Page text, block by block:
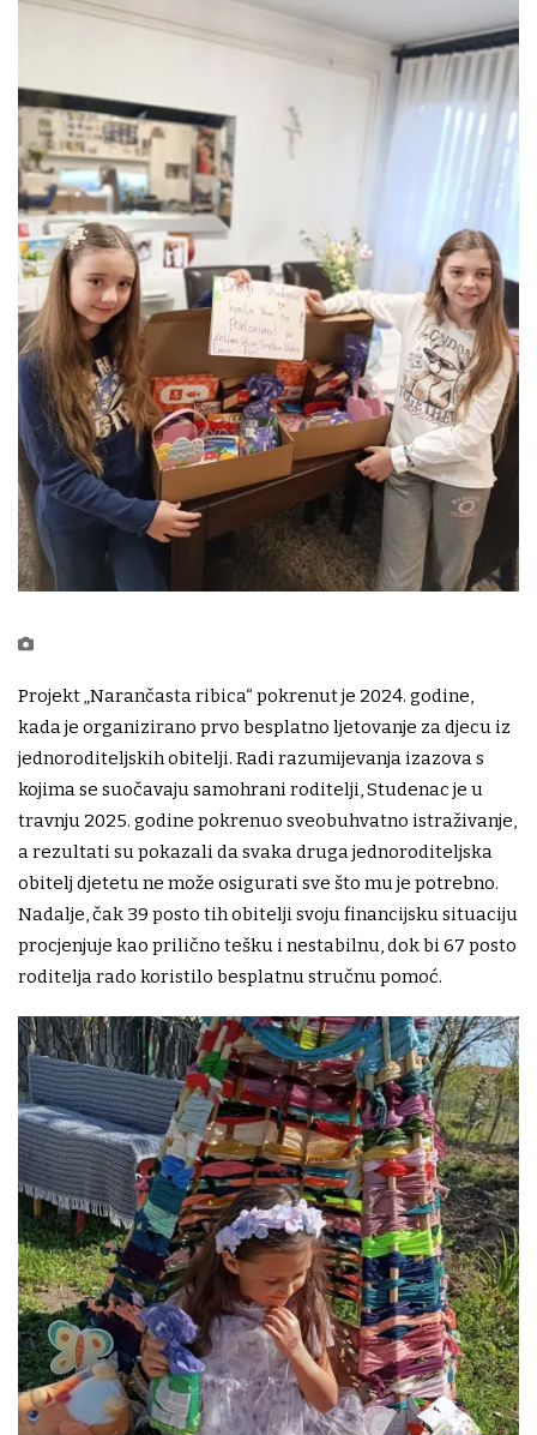
Projekt „Narančasta ribica“ pokrenut je 2024. godine,
kada je organizirano prvo besplatno ljetovanje za djecu iz
jednoroditeljskih obitelji. Radi razumijevanja izazova s
kojima se suočavaju samohrani roditelji, Studenac je u
travnju 2025. godine pokrenuo sveobuhvatno istraživanje,
a rezultati su pokazali da svaka druga jednoroditeljska
obitelj djetetu ne može osigurati sve što mu je potrebno.
Nadalje, čak 39 posto tih obitelji svoju financijsku situaciju
procjenjuje kao prilično tešku i nestabilnu, dok bi 67 posto
roditelja rado koristilo besplatnu stručnu pomoć.